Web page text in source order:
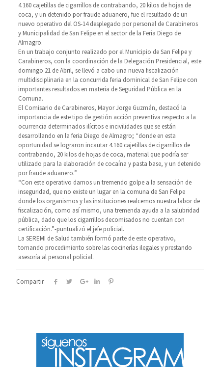
4.160 cajetillas de cigarrillos de contrabando, 20 kilos de hojas de
coca, y un detenido por fraude aduanero, fue el resultado de un
nuevo operativo del OS-14 desplegado por personal de Carabineros
y Municipalidad de San Felipe en el sector de la Feria Diego de
Almagro.
En un trabajo conjunto realizado por el Municipio de San Felipe y
Carabineros, con la coordinación de la Delegación Presidencial, este
domingo 21 de Abril, se llevó a cabo una nueva fiscalización
multidisciplinaria en la concurrida feria dominical de San Felipe con
importantes resultados en materia de Seguridad Pública en la
Comuna.
El Comisario de Carabineros, Mayor Jorge Guzmán, destacó la
importancia de este tipo de gestión acción preventiva respecto a la
ocurrencia determinados ilícitos e incivilidades que se están
desarrollando en la feria Diego de Almagro; “donde en esta
oportunidad se lograron incautar 4.160 cajetillas de cigarrillos de
contrabando, 20 kilos de hojas de coca, material que podría ser
utilizado para la elaboración de cocaína y pasta base, y un detenido
por fraude aduanero.”
“Con este operativo damos un tremendo golpe a la sensación de
inseguridad, que no existe un lugar en la comuna de San Felipe
donde los organismos y las instituciones realcemos nuestra labor de
fiscalización, como así mismo, una tremenda ayuda a la salubridad
pública, dado que los cigarrillos decomisados no cuentan con
certificación.”-puntualizó el jefe policial.
La SEREMI de Salud también formó parte de este operativo,
tomando procedimiento sobre las cocinerías ilegales y prestando
asesoría al personal policial.
Compartir